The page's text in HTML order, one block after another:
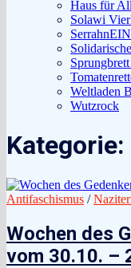
Haus für
Solawi
Weltladen
Wutzrock
Kategorie:
Antifaschismus /
Wochen des
vom 30.10. –